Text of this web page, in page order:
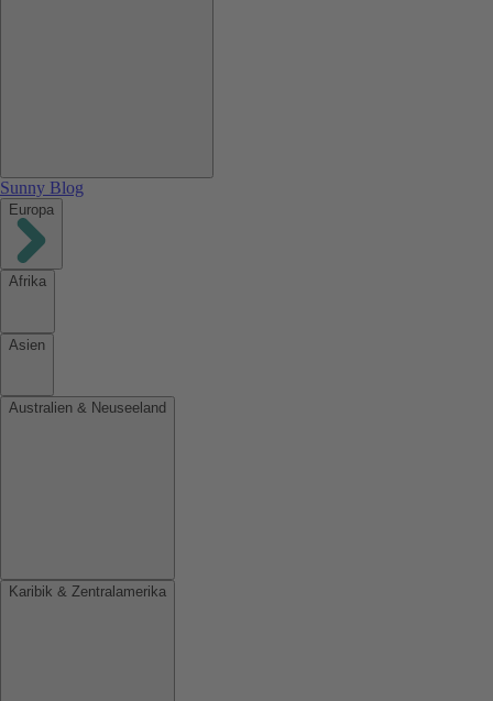
Sunny Blog
Europa
Afrika
Asien
Australien & Neuseeland
Karibik & Zentralamerika